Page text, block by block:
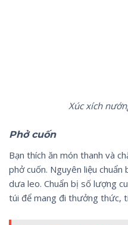
Xúc xích
Phở cuốn
Bạn thích ăn món thanh và
phở cuốn. Nguyên liệu
dưa leo. Chuẩn bị số lượng
túi để mang đi thưởng thức,